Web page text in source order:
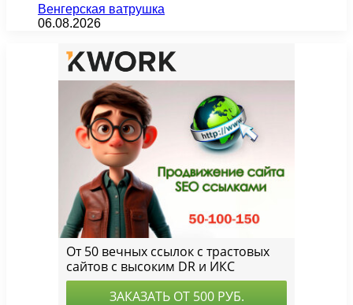
Венгерская ватрушка
06.08.2026